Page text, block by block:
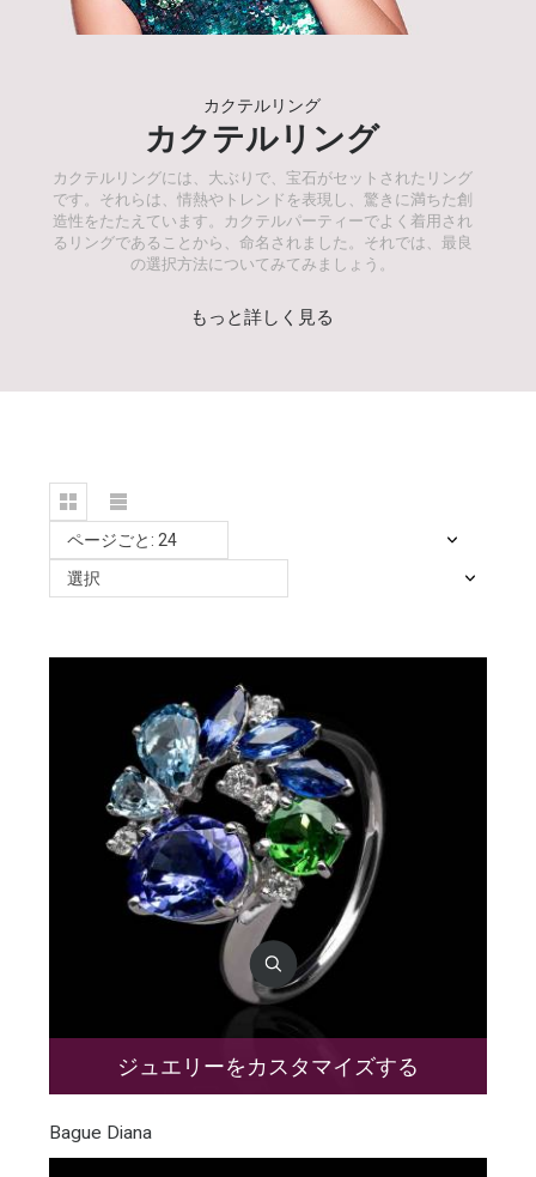
カクテルリング
カクテルリング
カクテルリングには、大ぶりで、宝石がセットされたリング
です。それらは、情熱やトレンドを表現し、驚きに満ちた創
造性をたたえています。カクテルパーティーでよく着用され
るリングであることから、命名されました。それでは、最良
の選択方法についてみてみましょう。
もっと詳しく見る
ページごと: 24
選択
ジュエリーをカスタマイズする
Bague Diana